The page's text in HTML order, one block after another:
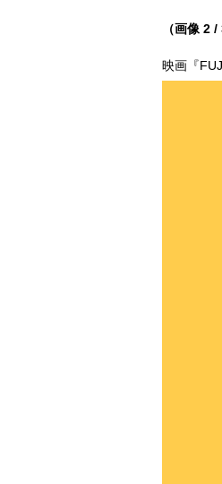
（画像 2 /
映画『